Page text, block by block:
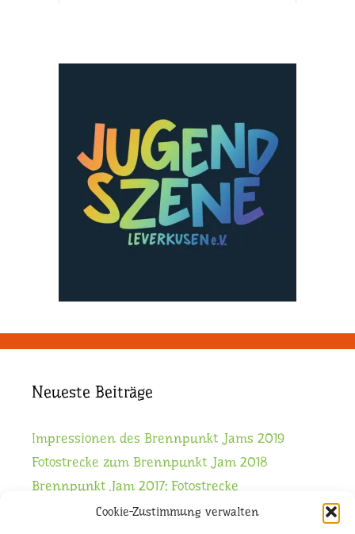
Cookie-Zustimmung verwalten
Neueste Beiträge
Impressionen des Brennpunkt Jams 2019
Fotostrecke zum Brennpunkt Jam 2018
Brennpunkt Jam 2017: Fotostrecke
Brennpunkt Jam 2016: Fotostrecke